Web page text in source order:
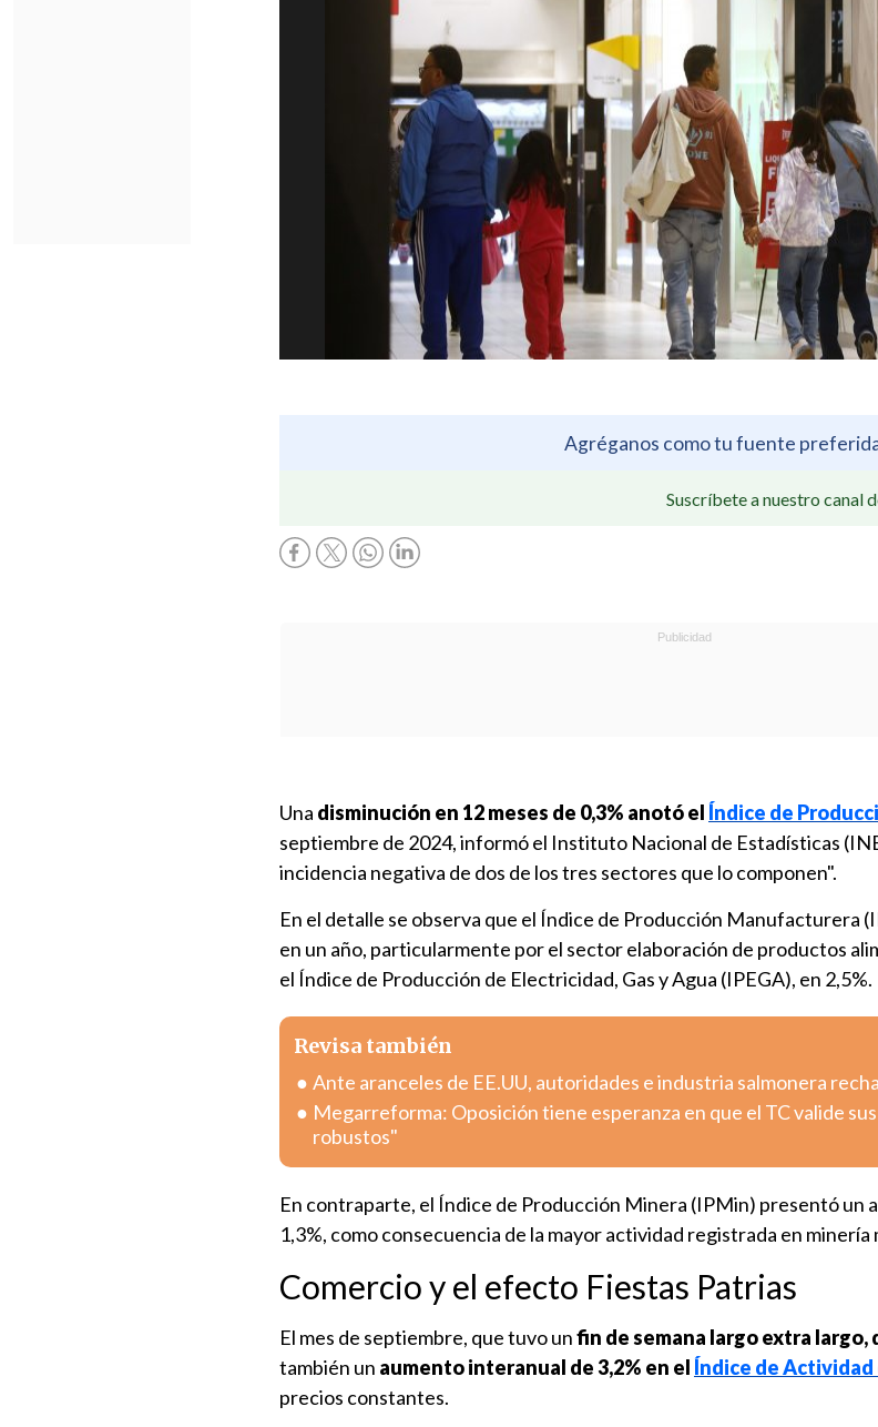
Agréganos como tu fuente
Suscríbete a nuestro canal
Una disminución en 12 meses de 0,3% anotó elÍndice de
septiembre de 2024, informó el Instituto Nacional de Estadísticas
incidencia negativa de dos de los tres sectores que lo componen".
En el detalle se observa que el Índice de Producción Manufacturera
en un año, particularmente por el sector elaboración de productos
el Índice de Producción de Electricidad, Gas y Agua (IPEGA), en 2,5%.
Revisa también
Ante aranceles de EE.UU, autoridades e industria salmonera
Megarreforma: Oposición tiene esperanza en que el TC valide
robustos"
En contraparte, el Índice de Producción Minera (IPMin) presentó un
1,3%, como consecuencia de la mayor actividad registrada en minería
Comercio y el efecto Fiestas Patrias
El mes de septiembre, que tuvo unfin de semana largo extra largo,
también un aumento interanual de 3,2% en elÍndice de Actividad
precios constantes.